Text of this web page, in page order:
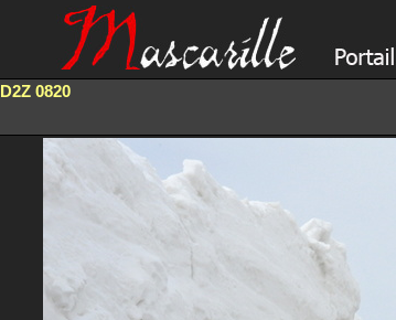
D2Z 0820